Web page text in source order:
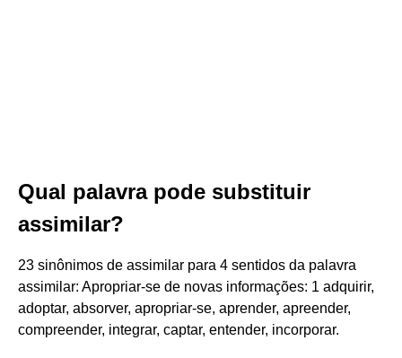
Qual palavra pode substituir
assimilar?
23 sinônimos de assimilar para 4 sentidos da palavra
assimilar: Apropriar-se de novas informações: 1 adquirir,
adoptar, absorver, apropriar-se, aprender, apreender,
compreender, integrar, captar, entender, incorporar.